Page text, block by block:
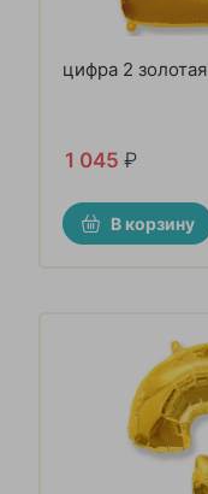
цифра 2 золотая
1 045 ₽
В корзину